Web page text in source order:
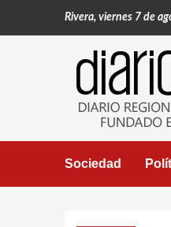
Rivera, viernes 7 de
Sociedad